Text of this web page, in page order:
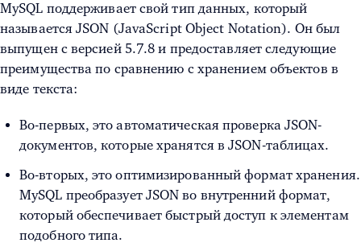
MySQL поддерживает свой тип данных, который
называется JSON (JavaScript Object Notation). Он был
выпущен с версией 5.7.8 и предоставляет следующие
преимущества по сравнению с хранением объектов в
виде текста:
Во-первых, это автоматическая проверка JSON-
документов, которые хранятся в JSON-таблицах.
Во-вторых, это оптимизированный формат хранения.
MySQL преобразует JSON во внутренний формат,
который обеспечивает быстрый доступ к элементам
подобного типа.